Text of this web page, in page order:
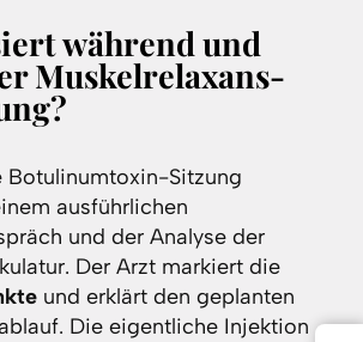
während und
Muskelrelaxans-
Botulinumtoxin-Sitzung
ausführlichen
und der Analyse der
Der Arzt markiert die
und erklärt den geplanten
Die eigentliche Injektion